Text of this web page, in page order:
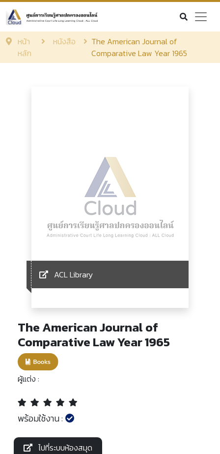
หน้า
หลัก
หนังสือ
The American Journal of
Comparative Law Year 1965
ACL Library
The American Journal of
Comparative Law Year 1965
ผู้แต่ง :
พร้อมใช้งาน :
ไปที่ระบบห้องสมุด